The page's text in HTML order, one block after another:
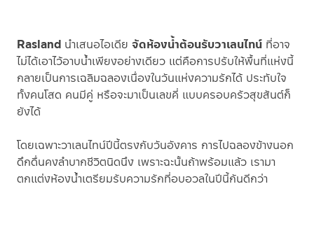
Rasland นำเสนอไอเดีย จัดห้องน้ำต้อนรับวาเลนไทน์ ที่อาจ
ไม่ได้เอาไว้อาบน้ำเพียงอย่างเดียว แต่คือการปรับให้พื้นที่แห่งนี้
กลายเป็นการเฉลิมฉลองเนื่องในวันแห่งความรักได้ ประทับใจ
ทั้งคนโสด คนมีคู่ หรือจะมาเป็นเลขคี่ แบบครอบครัวสุขสันต์ก็
ยังได้
โดยเฉพาะวาเลนไทน์ปีนี้ตรงกับวันอังคาร การไปฉลองข้างนอก
ดึกดื่นคงลำบากชีวิตนิดนึง เพราะฉะนั้นถ้าพร้อมแล้ว เรามา
ตกแต่งห้องน้ำเตรียมรับความรักที่อบอวลในปีนี้กันดีกว่า